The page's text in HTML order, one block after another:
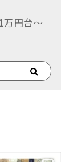
万円台〜